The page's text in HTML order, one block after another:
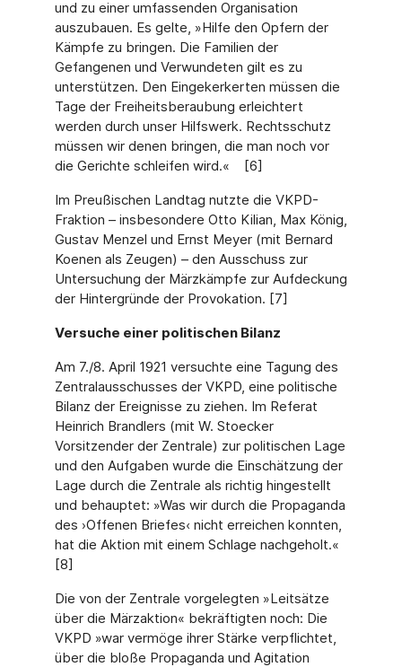
und zu einer umfassenden Organisation
auszubauen. Es gelte, »Hilfe den Opfern der
Kämpfe zu bringen. Die Familien der
Gefangenen und Verwundeten gilt es zu
unterstützen. Den Eingekerkerten müssen die
Tage der Freiheitsberaubung erleichtert
werden durch unser Hilfswerk. Rechtsschutz
müssen wir denen bringen, die man noch vor
die Gerichte schleifen wird.« [6]
Im Preußischen Landtag nutzte die VKPD-
Fraktion – insbesondere Otto Kilian, Max König,
Gustav Menzel und Ernst Meyer (mit Bernard
Koenen als Zeugen) – den Ausschuss zur
Untersuchung der Märzkämpfe zur Aufdeckung
der Hintergründe der Provokation. [7]
Versuche einer politischen Bilanz
Am 7./8. April 1921 versuchte eine Tagung des
Zentralausschusses der VKPD, eine politische
Bilanz der Ereignisse zu ziehen. Im Referat
Heinrich Brandlers (mit W. Stoecker
Vorsitzender der Zentrale) zur politischen Lage
und den Aufgaben wurde die Einschätzung der
Lage durch die Zentrale als richtig hingestellt
und behauptet: »Was wir durch die Propaganda
des ›Offenen Briefes‹ nicht erreichen konnten,
hat die Aktion mit einem Schlage nachgeholt.«
[8]
Die von der Zentrale vorgelegten »Leitsätze
über die Märzaktion« bekräftigten noch: Die
VKPD »war vermöge ihrer Stärke verpflichtet,
über die bloße Propaganda und Agitation